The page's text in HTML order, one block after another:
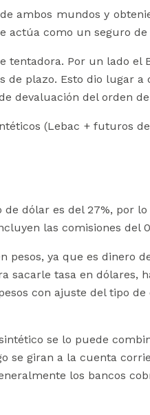
ambos mundos y
actúa como un seguro de
Por un lado el
plazo. Esto dio lugar
devaluación del orden
(Lebac + futuros
dólar es del 27%, por
las comisiones del
ya que es dinero
tasa en dólares,
con ajuste del tipo
se lo puede
se giran a la cuenta
los bancos